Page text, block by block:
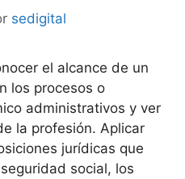
sedigital
el alcance de un
los procesos o
administrativos y ver
la profesión. Aplicar
jurídicas que
social, los